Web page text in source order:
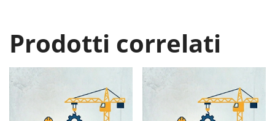
Prodotti correlati